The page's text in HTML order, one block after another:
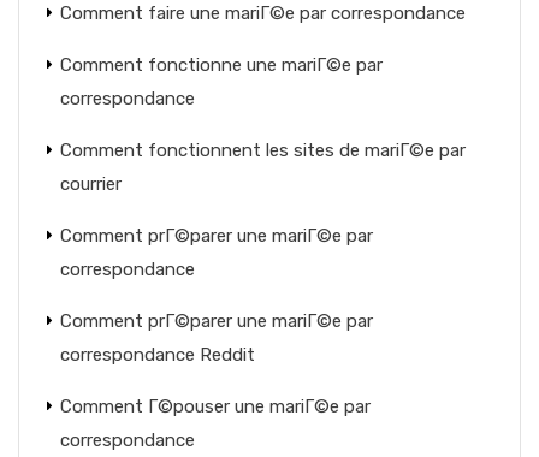
Comment faire une mariГ©e par correspondance
Comment fonctionne une mariГ©e par
correspondance
Comment fonctionnent les sites de mariГ©e par
courrier
Comment prГ©parer une mariГ©e par
correspondance
Comment prГ©parer une mariГ©e par
correspondance Reddit
Comment Г©pouser une mariГ©e par
correspondance